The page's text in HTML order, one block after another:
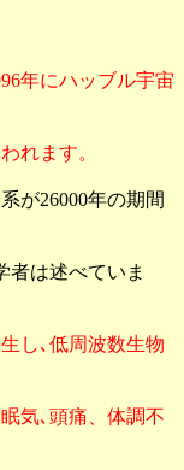
年にハッブル宇宙
れます。
が26000年の期間
者は述べていま
し､低周波数生物
気､頭痛、体調不